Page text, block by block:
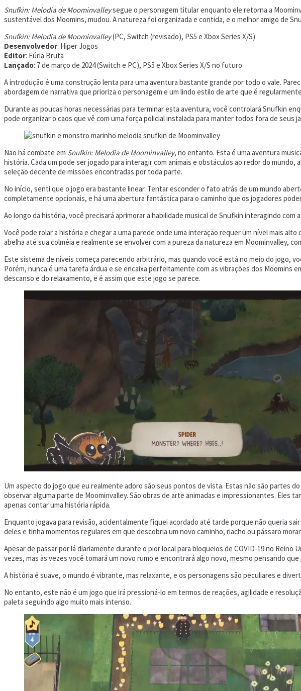
Snufkin: Melodia de Moominvalleysegue o personagem titular enquanto ele retorna a
sustentável dos Moomins, mudou. A natureza foi organizada e contida, e o melhor amigo de
Snufkin: Melodia de Moominvalley(PC, Switch (revisado), PS5 e Xbox Series X/S)
Desenvolvedor: Hiper Jogos
Editor: Fúria Bruta
Lançado: 7 de março de 2024 (Switch e PC), PS5 e Xbox Series X/S no futuro
A introdução é uma construção lenta para uma aventura bastante grande por todo o vale.
abordagem de narrativa que prioriza o personagem e um lindo estilo de arte que é
Durante as poucas horas necessárias para terminar esta aventura, você controlará Snufkin
pode organizar o caos que vê com uma força policial instalada para manter todos fora de seus
Não há combate em Snufkin: Melodia de Moominvalley, no entanto. Esta é uma aventura
história. Cada um pode ser jogado para interagir com animais e obstáculos ao redor do
seleção decente de missões encontradas por toda parte.
No início, senti que o jogo era bastante linear. Tentar esconder o fato atrás de um mundo
completamente opcionais, e há uma abertura fantástica para o caminho que os jogadores
Ao longo da história, você precisará aprimorar a habilidade musical de Snufkin interagindo
Você pode rolar a história e chegar a uma parede onde uma interação requer um nível mais
abelha até sua colméia e realmente se envolver com a pureza da natureza em Moominvalley,
Este sistema de níveis começa parecendo arbitrário, mas quando você está no meio do jogo,
Porém, nunca é uma tarefa árdua e se encaixa perfeitamente com as vibrações dos
descanso e do relaxamento, e é assim que este jogo se parece.
Um aspecto do jogo que eu realmente adoro são seus pontos de vista. Estas não são partes
observar alguma parte de Moominvalley. São obras de arte animadas e impressionantes.
apenas contar uma história rápida.
Enquanto jogava para revisão, acidentalmente fiquei acordado até tarde porque não queria
deles e tinha momentos regulares em que descobria um novo caminho, riacho ou pássaro
Apesar de passar por lá diariamente durante o pior local para bloqueios de COVID-19 no
vezes, mas às vezes você tomará um novo rumo e encontrará algo novo, mesmo pensando
A história é suave, o mundo é vibrante, mas relaxante, e os personagens são peculiares e
No entanto, este não é um jogo que irá pressioná-lo em termos de reações, agilidade e
paleta seguindo algo muito mais intenso.